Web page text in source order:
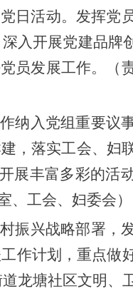
日活动。 发挥党
深入开展党建品牌
员发展工作。（
纳入党组重要议
，落实工会、妇
展丰富多彩的活
、工会、妇委会）
振兴战略部署，
作计划，重点做
龙塘社区文明、